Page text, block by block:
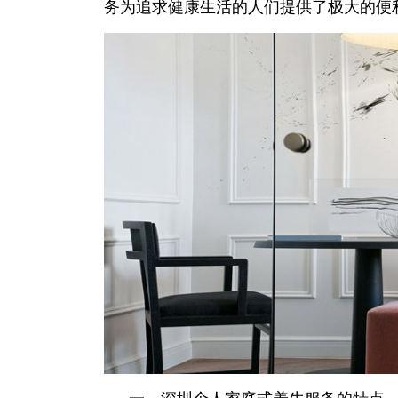
务为追求健康生活的人们提供了极大的便